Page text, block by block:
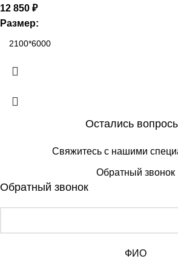
12 850 ₽
Размер:
Остались
Свяжитесь с нашими
Обратный звонок
Обратный звонок
ФИО